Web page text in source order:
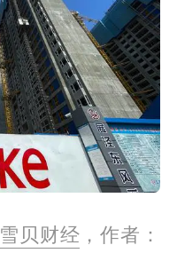
雪贝财经 ，作者：